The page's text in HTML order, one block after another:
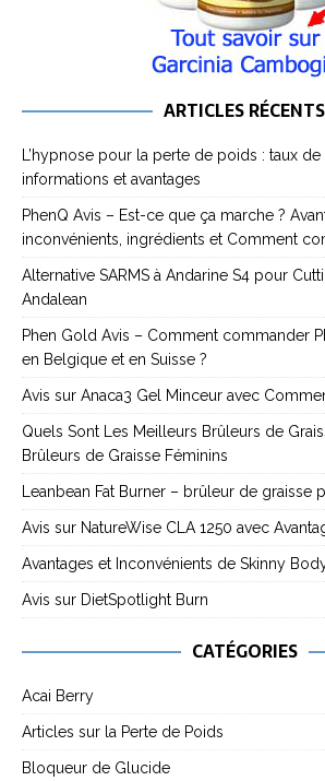
ARTICLES RÉCENTS
L’hypnose pour la perte de poids : taux de
informations et avantages
PhenQ Avis – Est-ce que ça marche ?
inconvénients, ingrédients et Comment
Alternative SARMS à Andarine S4 pour
Andalean
Phen Gold Avis – Comment commander
en Belgique et en Suisse ?
Avis sur Anaca3 Gel Minceur avec
Quels Sont Les Meilleurs Brûleurs de
Brûleurs de Graisse Féminins
Leanbean Fat Burner – brûleur de graisse
Avis sur NatureWise CLA 1250 avec
Avantages et Inconvénients de Skinny
Avis sur DietSpotlight Burn
CATÉGORIES
Acai Berry
Articles sur la Perte de Poids
Bloqueur de Glucide